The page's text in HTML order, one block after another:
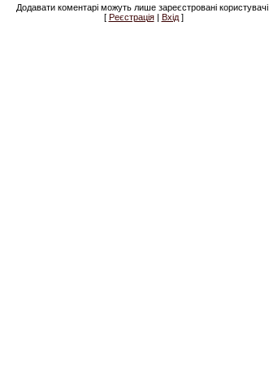
Додавати коментарі можуть лише зареєстровані користувачі.
[ Реєстрація| Вхід]